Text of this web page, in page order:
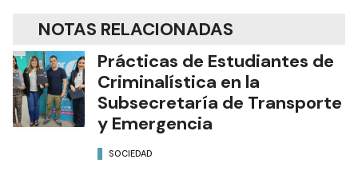
NOTAS RELACIONADAS
Prácticas de Estudiantes de
Criminalística en la
Subsecretaría de Transporte
y Emergencia
SOCIEDAD